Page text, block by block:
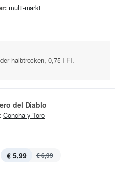
multi-markt
halbtrocken, 0,75 I FI.
del Diablo
Concha y Toro
€ 5,99 € 6,99